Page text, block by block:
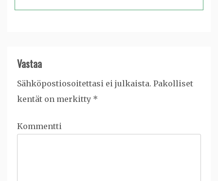
Vastaa
Sähköpostiosoitettasi ei julkaista. Pakolliset
kentät on merkitty *
Kommentti